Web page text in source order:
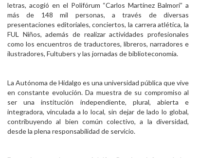
letras, acogió en el Polifórum “Carlos Martínez Balmori” a
más de 148 mil personas, a través de diversas
presentaciones editoriales, conciertos, la carrera atlética, la
FUL Niños, además de realizar actividades profesionales
como los encuentros de traductores, libreros, narradores e
ilustradores, Fultubers y las jornadas de biblioteconomía.
La Autónoma de Hidalgo es una universidad pública que vive
en constante evolución. Da muestra de su compromiso al
ser una institución independiente, plural, abierta e
integradora, vinculada a lo local, sin dejar de lado lo global,
contribuyendo al bien común colectivo, a la diversidad,
desde la plena responsabilidad de servicio.